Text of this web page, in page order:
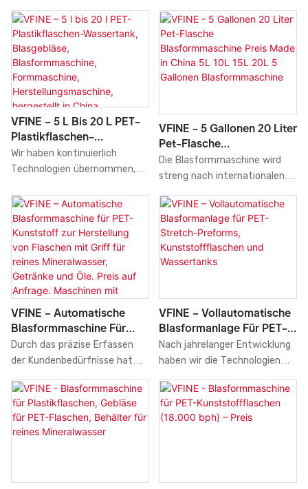
Bedürfnisse zu finden.
Hergestellt In China
Wassertankflaschen für
Haustiere, Preis zu verkaufen.
Hergestellt in China, ist das
Produkt der vereinten
Anstrengungen und des
Wissens aller erfahrenen
Mitarbeiter. Die
Blasformmaschine wird mit
garantierter Qualität
hergestellt und von
zertifiziert. Sie verfügt über
multifunktionale und
praktische Funktionen, die den
Kunden Vorteile bieten.
Technologien zu optimieren
und weiterzuentwickeln. Die
vielseitigen Funktionen der
automatischen
Blasformmaschine mit vier
sich als äußerst nützlich im
Bereich der Blasformtechnik.
VFINE – 5 L Bis 20 L PET-
Plastikflaschen-
Wassertank, Blasgebläse,
Blasformmaschine,
Herstellungsmaschine,
Hergestellt In China,
Herstellerpreis 5 L, 10 L, 15
L, 20 L, 5 Gallonen,
Blasformmaschine
Wir haben kontinuierlich
Technologien übernommen,
gelernt oder selbst entwickelt
haben, um das Produkt
herzustellen. Mit der
Verbesserung und Aufrüstung
der Produktfunktionen hat
sich die Herstellungsmaschine
für 5- bis 20-Liter-PET-
Plastikflaschen-Wassertanks,
Blasformmaschinen,
Formmaschinen, Made in
China, zum Herstellerpreis, im
und 5-Gallonen-
Blasformmaschinen als sehr
nützlich erwiesen.
VFINE - 5 Gallonen 20 Liter
Pet-Flasche
Blasformmaschine Preis
Made In China 5L 10L 15L
Blasformmaschine
Die Blasformmaschine wird
streng nach internationalen
innovativen Designern
entworfene und von
Qualitätskontrolleuren
kontrollierte 5-Gallonen-20-
China“ besticht durch ihr
attraktives Erscheinungsbild
und ihre Langlebigkeit. Mit
diesen hervorragenden
Eigenschaften bietet sie dem
Benutzer hohen Komfort.
VFINE – Automatische
Blasformmaschine Für
PET-Kunststoff Zur
Herstellung Von Flaschen
Mineralwasser, Getränke
Und Öle. Preis Auf
Anfrage. Maschinen Mit
Servosystem.
Durch das präzise Erfassen
der Kundenbedürfnisse hat
Blasformmaschine für
Kunststoff-PET-Flaschen
(auch für Mineralwasser,
Getränke und Öle) mit
VFINE – Vollautomatische
Blasformanlage Für PET-
Stretch-Preforms,
Kunststoffflaschen Und
Nach jahrelanger Entwicklung
haben wir die Technologien
den Fertigungsprozess
effizienter zu gestalten. Da
immer mehr Produktvorteile